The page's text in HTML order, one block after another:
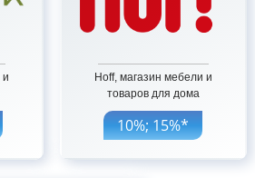
и
Hoff, магазин мебели и
товаров для дома
10%; 15%*